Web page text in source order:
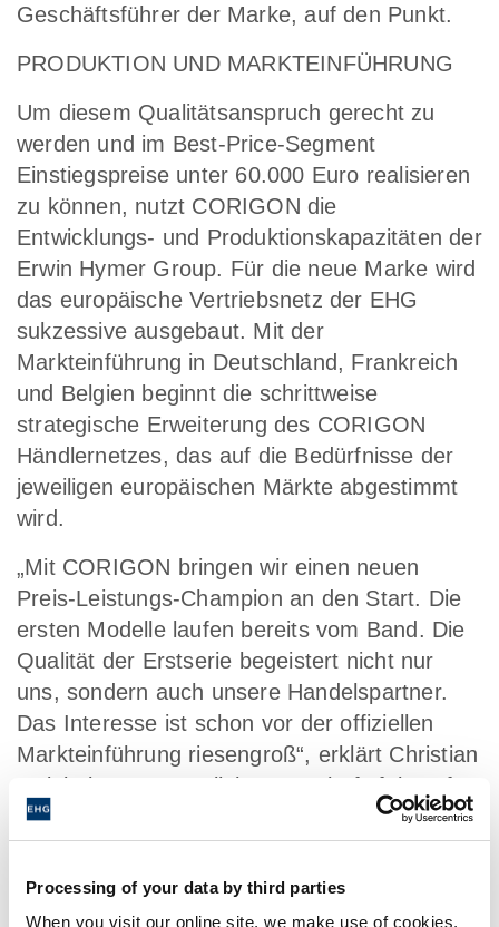
Processing of your data by third parties
When you visit our online site, we make use of cookies,
Geschäftsführer der Marke, auf den Punkt.
PRODUKTION UND MARKTEINFÜHRUNG
Um diesem Qualitätsanspruch gerecht zu
werden und im Best-Price-Segment
Einstiegspreise unter 60.000 Euro realisieren
zu können, nutzt CORIGON die
Entwicklungs- und Produktionskapazitäten der
Erwin Hymer Group. Für die neue Marke wird
das europäische Vertriebsnetz der EHG
sukzessive ausgebaut. Mit der
Markteinführung in Deutschland, Frankreich
und Belgien beginnt die schrittweise
strategische Erweiterung des CORIGON
Händlernetzes, das auf die Bedürfnisse der
jeweiligen europäischen Märkte abgestimmt
wird.
„Mit CORIGON bringen wir einen neuen
Preis-Leistungs-Champion an den Start. Die
ersten Modelle laufen bereits vom Band. Die
Qualität der Erstserie begeistert nicht nur
uns, sondern auch unsere Handelspartner.
Das Interesse ist schon vor der offiziellen
Markteinführung riesengroß“, erklärt Christian
Striebel, verantwortlicher Geschäftsführer für
CORIGON.
offiziell auf dem Caravan Salon 2025 in